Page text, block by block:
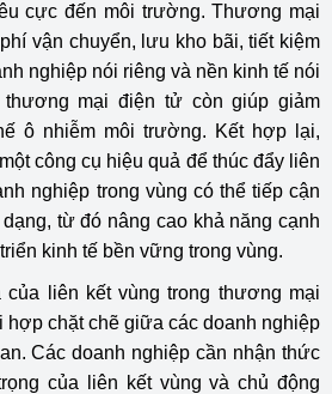
cực đến môi trường. Thương mại
vận chuyển, lưu kho bãi, tiết kiệm
nghiệp nói riêng và nền kinh tế nói
thương mại điện tử còn giúp giảm
ô nhiễm môi trường. Kết hợp lại,
công cụ hiệu quả để thúc đẩy liên
nghiệp trong vùng có thể tiếp cận
từ đó nâng cao khả năng cạnh
kinh tế bền vững trong vùng.
liên kết vùng trong thương mại
hợp chặt chẽ giữa các doanh nghiệp
Các doanh nghiệp cần nhận thức
của liên kết vùng và chủ động